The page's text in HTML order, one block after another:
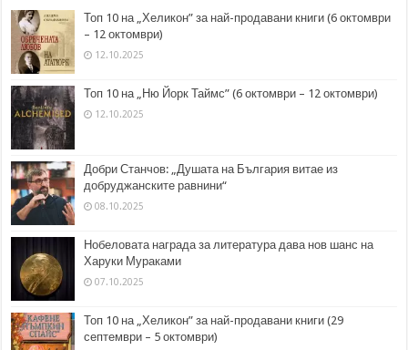
Топ 10 на „Хеликон” за най-продавани книги (6 октомври
– 12 октомври)
12.10.2025
Топ 10 на „Ню Йорк Таймс” (6 октомври – 12 октомври)
12.10.2025
Добри Станчов: „Душата на България витае из
добруджанските равнини“
08.10.2025
Нобеловата награда за литература дава нов шанс на
Харуки Мураками
07.10.2025
Топ 10 на „Хеликон” за най-продавани книги (29
септември – 5 октомври)